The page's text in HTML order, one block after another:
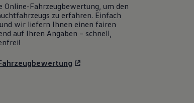
Online-Fahrzeugbewertung, um den
zu erfahren. Einfach
wir liefern Ihnen einen fairen
auf Ihren Angaben – schnell,